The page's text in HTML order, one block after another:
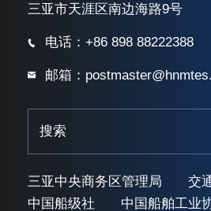
三亚市天涯区南边海路9号
电话：+86 898 88222388
邮箱：
三亚中央商务区管理局
交
中国船级社
中国船舶工业